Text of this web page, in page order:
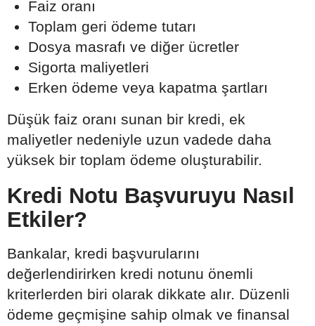
Faiz oranı
Toplam geri ödeme tutarı
Dosya masrafı ve diğer ücretler
Sigorta maliyetleri
Erken ödeme veya kapatma şartları
Düşük faiz oranı sunan bir kredi, ek
maliyetler nedeniyle uzun vadede daha
yüksek bir toplam ödeme oluşturabilir.
Kredi Notu Başvuruyu Nasıl
Etkiler?
Bankalar, kredi başvurularını
değerlendirirken kredi notunu önemli
kriterlerden biri olarak dikkate alır. Düzenli
ödeme geçmişine sahip olmak ve finansal